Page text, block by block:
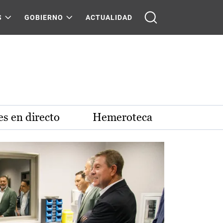
GOBIERNO ACTUALIDAD
en directo Hemeroteca